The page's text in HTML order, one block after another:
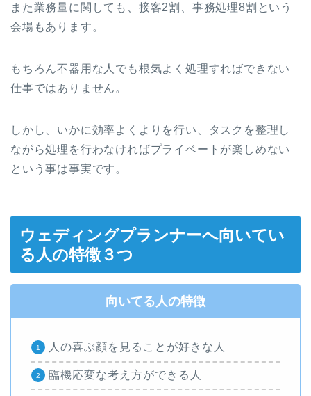
また業務量に関しても、接客2割、事務処理8割という
会場もあります。
もちろん不器用な人でも根気よく処理すればできない
仕事ではありません。
しかし、いかに効率よくよりを行い、タスクを整理し
ながら処理を行わなければプライベートが楽しめない
という事は事実です。
ウェディングプランナーへ向いてい
る人の特徴３つ
向いてる人の特徴
人の喜ぶ顔を見ることが好きな人
臨機応変な考え方ができる人